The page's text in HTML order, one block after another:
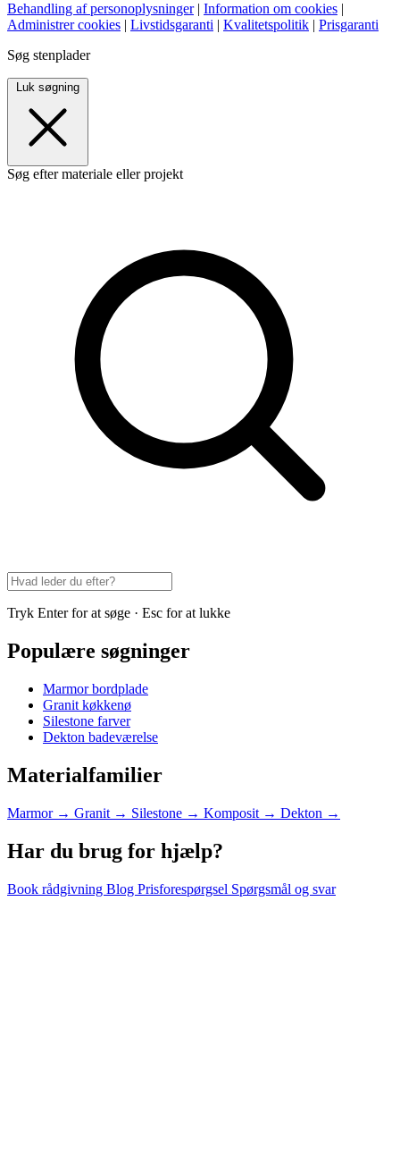
Behandling af personoplysninger | Information om cookies |
Administrer cookies | Livstidsgaranti | Kvalitetspolitik | Prisgaranti
Søg stenplader
Luk søgning
Søg efter materiale eller projekt
Tryk Enter for at søge · Esc for at lukke
Populære søgninger
Marmor bordplade
Granit køkkenø
Silestone farver
Dekton badeværelse
Materialfamilier
Marmor → Granit → Silestone → Komposit → Dekton →
Har du brug for hjælp?
Book rådgivning Blog Prisforespørgsel Spørgsmål og svar